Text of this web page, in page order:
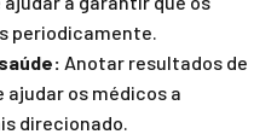
periodicamente.
Anotar resultados de
ajudar os médicos a
direcionado.